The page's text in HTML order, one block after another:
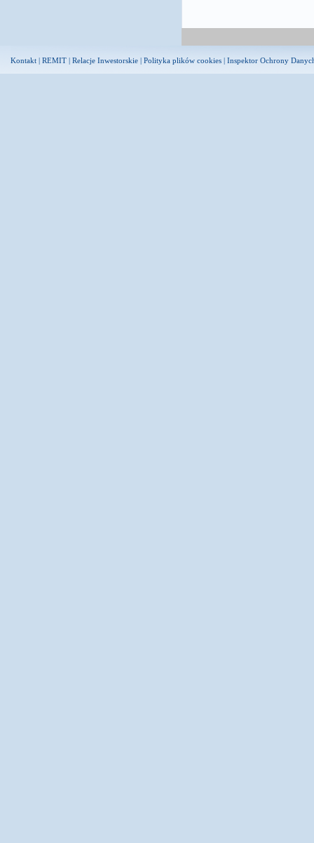
Kontakt | REMIT | Relacje Inwestorskie | Polityka plików cookies | Inspektor Ochrony